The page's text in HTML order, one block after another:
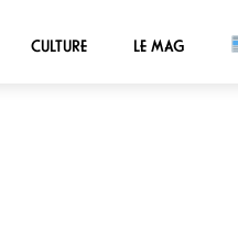
CULTURE LE MAG